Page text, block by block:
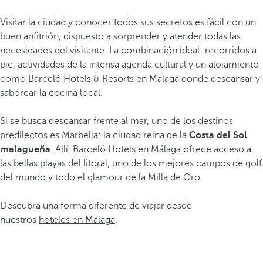
Visitar la ciudad y conocer todos sus secretos es fácil con un
buen anfitrión, dispuesto a sorprender y atender todas las
necesidades del visitante. La combinación ideal: recorridos a
pie, actividades de la intensa agenda cultural y un alojamiento
como Barceló Hotels & Resorts en Málaga donde descansar y
saborear la cocina local.
Si se busca descansar frente al mar, uno de los destinos
predilectos es Marbella: la ciudad reina de la Costa del Sol
malagueña. Allí, Barceló Hotels en Málaga ofrece acceso a
las bellas playas del litoral, uno de los mejores campos de golf
del mundo y todo el glamour de la Milla de Oro.
Descubra una forma diferente de viajar desde
nuestros hoteles en Málaga.